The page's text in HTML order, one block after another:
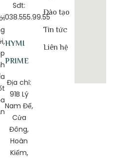
Sđt:
038.555.99.55
HYMI
PRIME
Địa chỉ:
91B Lý
Nam Đế,
Cửa
Đông,
Hoàn
Kiếm,
Đào tạo
Tin tức
Liên hệ